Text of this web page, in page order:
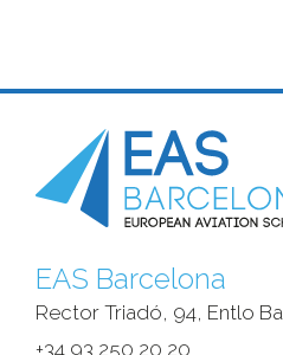
EAS Barcelona
Rector Triadó, 94, Entlo
+34 93 250 20 20